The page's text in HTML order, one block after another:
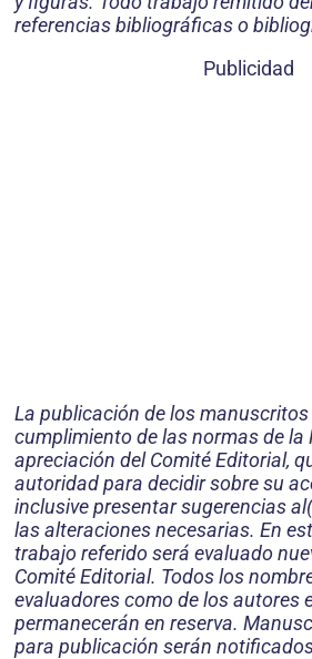
referencias bibliográficas o
Publicidad
La publicación de los
cumplimiento de las normas de la
apreciación del Comité Editorial,
autoridad para decidir sobre su
inclusive presentar sugerencias
las alteraciones necesarias. En
trabajoreferidoserá evaluado
Comité Editorial. Todos los
evaluadores como de los autores
permanecerán en reserva.
para publicación serán